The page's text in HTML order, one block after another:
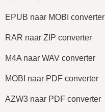
EPUB naar MOBI converter
RAR naar ZIP converter
M4A naar WAV converter
MOBI naar PDF converter
AZW3 naar PDF converter